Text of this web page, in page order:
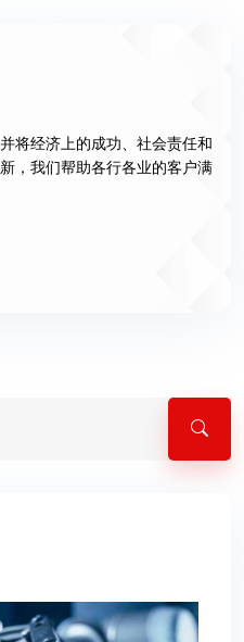
将经济上的成功、社会责任和
，我们帮助各行各业的客户满